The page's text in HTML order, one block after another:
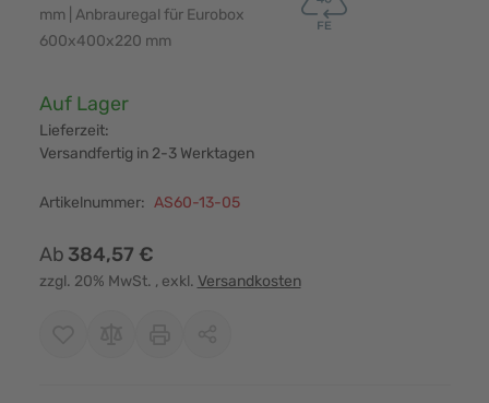
mm | Anbrauregal für Eurobox
600x400x220 mm
Verfügbarkeit:
Auf Lager
Lieferzeit:
Versandfertig in 2-3 Werktagen
Artikelnummer: AS60-13-05
Ab 384,57 €
zzgl. 20% MwSt. , exkl. Versandkosten